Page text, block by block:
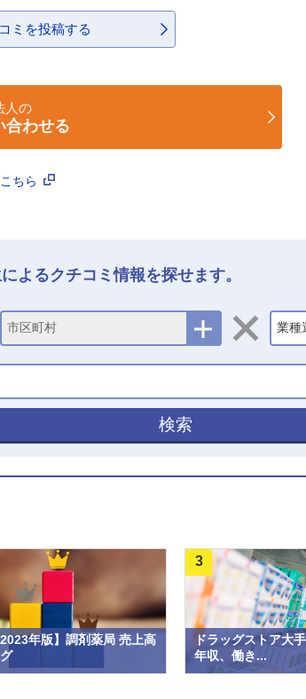
ミを投稿する
人の
合わせる
ちら
よるクチコミ情報を探せます。
市区町村 業種
検索
年版】調剤薬局 売上高
ドラッグストア大
年収、働き...
3